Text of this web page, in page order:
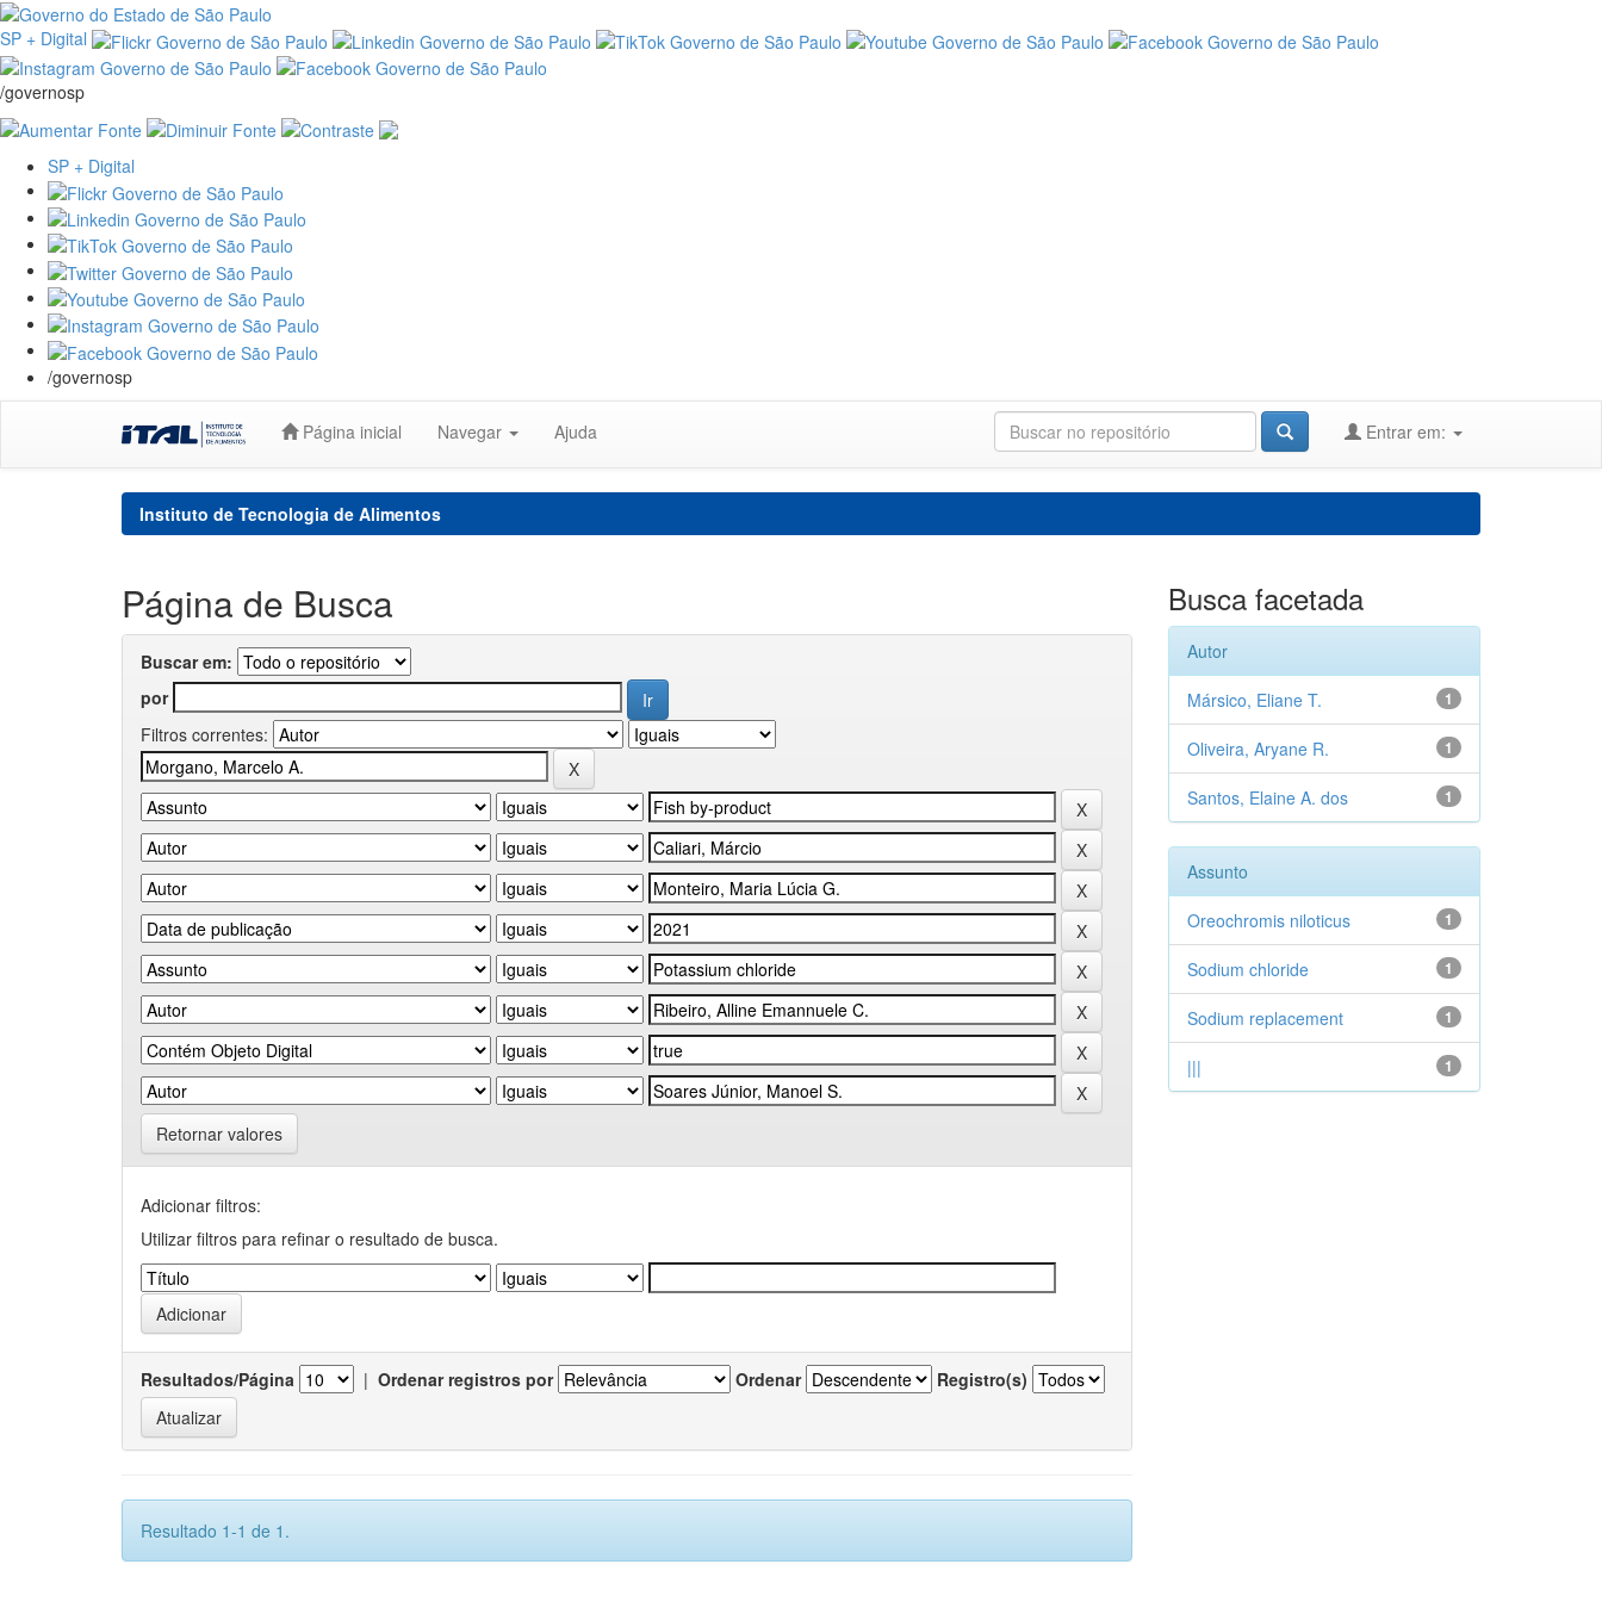
SP + Digital
/governosp
SP + Digital
/governosp
Página inicial Navegar Ajuda Entrar em:
Instituto de Tecnologia de Alimentos
Página de Busca
Buscar em:
por
Filtros correntes:
Retornar valores
Adicionar filtros:
Utilizar filtros para refinar o resultado de busca.
Resultados/Página | Ordenar registros por Ordenar Registro(s)
Resultado 1-1 de 1.
Busca facetada
Autor
1
Mársico, Eliane T.
1
Oliveira, Aryane R.
1
Santos, Elaine A. dos
Assunto
1
Oreochromis niloticus
1
Sodium chloride
1
Sodium replacement
1
|||